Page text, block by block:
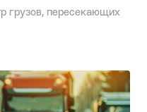
грузов, пересекающих